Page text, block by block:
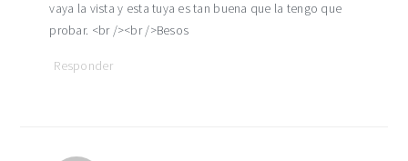
vaya la vista y esta tuya es tan buena que la tengo que
probar. <br /><br />Besos
Responder